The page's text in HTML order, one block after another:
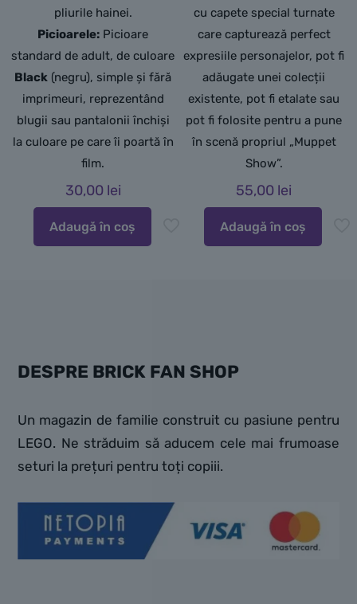
pliurile hainei.
Picioarele: Picioare
standard de adult, de culoare
Black (negru), simple și fără
imprimeuri, reprezentând
blugii sau pantalonii închiși
la culoare pe care îi poartă în
film.
30,00 lei
Adaugă în coș
cu capete special turnate
care capturează perfect
expresiile personajelor, pot fi
adăugate unei colecții
existente, pot fi etalate sau
pot fi folosite pentru a pune
în scenă propriul „Muppet
Show”.
55,00 lei
Adaugă în coș
DESPRE BRICK FAN SHOP
Un magazin de familie construit cu pasiune pentru
LEGO. Ne străduim să aducem cele mai frumoase
seturi la prețuri pentru toți copiii.